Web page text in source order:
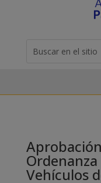
for...
Vehículos